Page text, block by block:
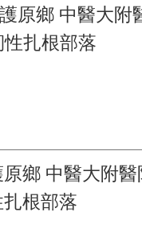
鄉 中醫大附醫
根部落